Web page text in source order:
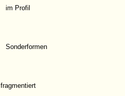
im Profil
Sonderformen
fragmentiert